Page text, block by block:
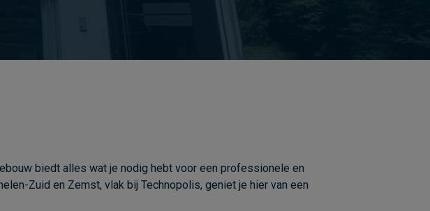
biedt alles wat je nodig hebt voor een professionele en
Zuid en Zemst, vlak bij Technopolis, geniet je hier van een